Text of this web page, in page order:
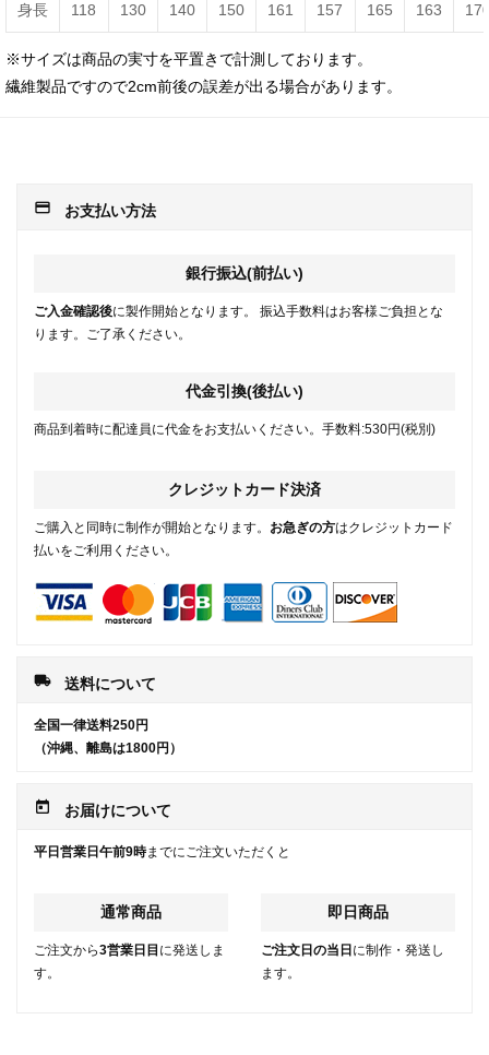
身長 118 130 140 150 161 157 165 163
※サイズは商品の実寸を平置きで計測しております。
繊維製品ですので2cm前後の誤差が出る場合があります。
payment お支払い方法
銀行振込(前払い)
ご入金確認後に製作開始となります。 振込手数料はお客様ご負担とな
ります。ご了承ください。
代金引換(後払い)
商品到着時に配達員に代金をお支払いください。手数料:530円(税別)
クレジットカード決済
ご購入と同時に制作が開始となります。 お急ぎの方はクレジットカード
払いをご利用ください。
local_shipping 送料について
全国一律送料250円
（沖縄、離島は1800円）
today お届けについて
平日営業日午前9時までにご注文いただくと
通常商品
ご注文から3営業日目 に発送しま
す。
即日商品
ご注文日の当日 に制作・発送し
ます。